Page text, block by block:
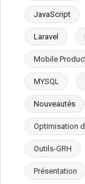
JavaScript
Laravel
Mobile
MYSQL
Nouveautés
Optimisation
Outils-GRH
Présentation